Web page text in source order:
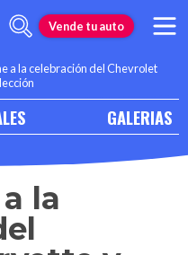
Vende tu auto
a la celebración del Chevrolet
GALERIAS
la